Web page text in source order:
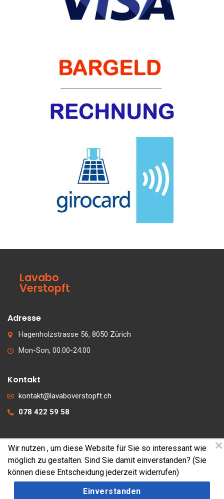
Lavabo
Verstopft
Adresse
Hagenholzstrasse 56, 8050 Zürich
Mon-Son, 00.00-24.00
Kontakt
kontakt@lavaboverstopft.ch
078 422 59 58
© 2026 lavaboverstopft.ch
Kontakt
Impressum
Cookies
Wir nutzen , um diese Website für Sie so interessant wie
möglich zu gestalten. Sind Sie damit einverstanden? (Sie
können diese Entscheidung jederzeit widerrufen)
Einverstanden